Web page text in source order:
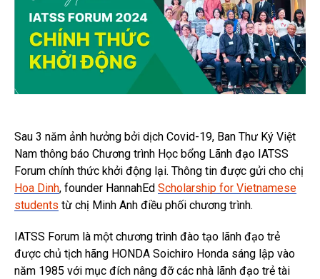
Sau 3 năm ảnh hưởng bởi dịch Covid-19, Ban Thư Ký Việt
Nam thông báo Chương trình Học bổng Lãnh đạo IATSS
Forum chính thức khởi động lại. Thông tin được gửi cho chị
Hoa Dinh, founder HannahEd Scholarship for Vietnamese
students từ chị Minh Anh điều phối chương trình.
IATSS Forum là một chương trình đào tạo lãnh đạo trẻ
được chủ tịch hãng HONDA Soichiro Honda sáng lập vào
năm 1985 với mục đích nâng đỡ các nhà lãnh đạo trẻ tài